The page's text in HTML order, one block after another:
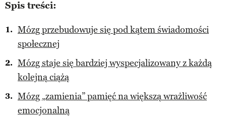
Spis treści:
Mózg przebudowuje się pod kątem świadomości
społecznej
Mózg staje się bardziej wyspecjalizowany z każdą
kolejną ciążą
Mózg „zamienia” pamięć na większą wrażliwość
emocjonalną